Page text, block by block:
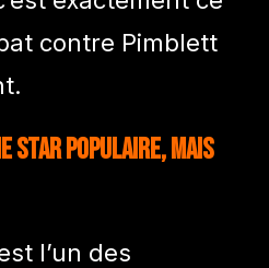
contre Pimblett
star populaire, mais
l’un des